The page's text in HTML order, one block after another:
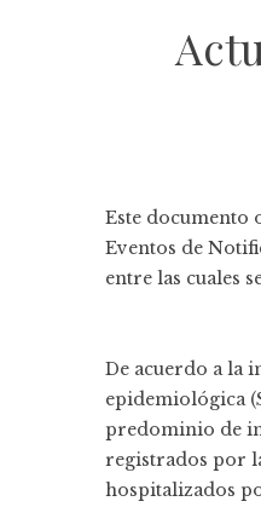
Este documento
Eventos de
entre las cuales
De acuerdo a la
epidemiológica
predominio de
registrados por
hospitalizados